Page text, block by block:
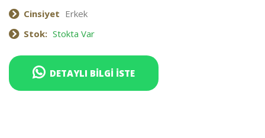
Cinsiyet Erkek
Stok: Stokta Var
DETAYLI BİLGİ İSTE